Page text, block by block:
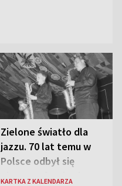
Zielone światło dla
jazzu. 70 lat temu w
Polsce odbył się
pierwszy festiwal
KARTKA Z KALENDARZA